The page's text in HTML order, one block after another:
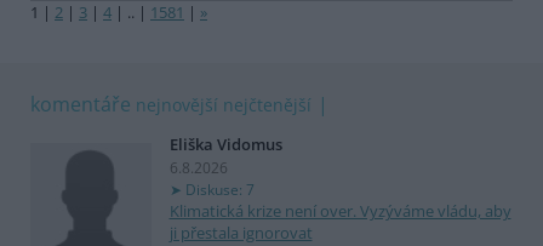
1 | 2 | 3 | 4 | .. | 1581 | »
komentáře nejnovější nejčtenější
Eliška Vidomus
6.8.2026
Diskuse: 7
Klimatická krize není over. Vyzýváme vládu, aby
ji přestala ignorovat